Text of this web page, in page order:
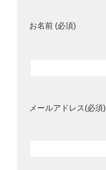
お名前 (必須)
メールアドレス(必須)